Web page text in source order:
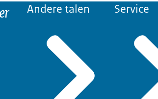
Andere talen Service